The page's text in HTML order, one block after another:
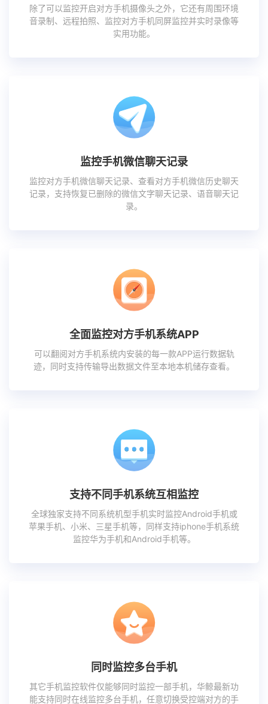
除了可以监控开启对方手机摄像头之外，它还有周围环境
音录制、远程拍照、监控对方手机同屏监控并实时录像等
实用功能。
监控手机微信聊天记录
监控对方手机微信聊天记录、查看对方手机微信历史聊天
记录，支持恢复已删除的微信文字聊天记录、语音聊天记
录。
全面监控对方手机系统APP
可以翻阅对方手机系统内安装的每一款APP运行数据轨
迹，同时支持传输导出数据文件至本地本机储存查看。
支持不同手机系统互相监控
全球独家支持不同系统机型手机实时监控Android手机或
苹果手机、小米、三星手机等，同样支持iphone手机系统
监控华为手机和Android手机等。
同时监控多台手机
其它手机监控软件仅能够同时监控一部手机，华鲸最新功
能支持同时在线监控多台手机，任意切换受控端对方的手